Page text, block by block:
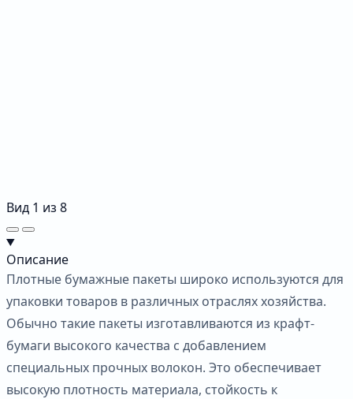
Вид 1 из 8
Описание
Плотные бумажные пакеты широко используются для
упаковки товаров в различных отраслях хозяйства.
Обычно такие пакеты изготавливаются из крафт-
бумаги высокого качества с добавлением
специальных прочных волокон. Это обеспечивает
высокую плотность материала, стойкость к